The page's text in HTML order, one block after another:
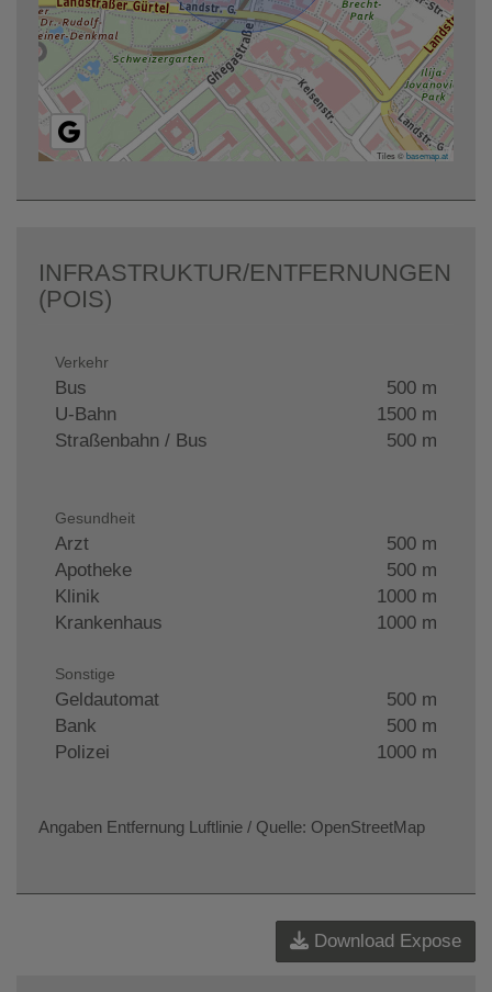
Tiles ©basemap.at
INFRASTRUKTUR/ENTFERNUNGEN
(POIS)
Verkehr
Bus
500 m
U-Bahn
1500 m
Straßenbahn / Bus
500 m
Gesundheit
Arzt
500 m
Apotheke
500 m
Klinik
1000 m
Krankenhaus
1000 m
Sonstige
Geldautomat
500 m
Bank
500 m
Polizei
1000 m
Angaben Entfernung Luftlinie / Quelle: OpenStreetMap
Download Expose